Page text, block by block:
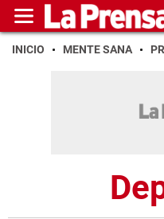
INICIO MENTE SANA